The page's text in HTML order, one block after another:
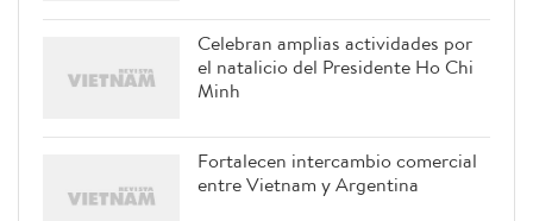
Celebran amplias actividades por
el natalicio del Presidente Ho Chi
Minh
Fortalecen intercambio comercial
entre Vietnam y Argentina